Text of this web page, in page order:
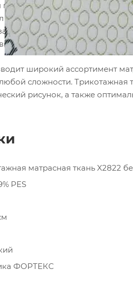
матрасов собственного
для изготовления матрасов,
структуре материал
вид готовой
широкий ассортимент
сложности. Трикотажная
рисунок, а также
матрасная ткань X2822
PES
ФОРТЕКС